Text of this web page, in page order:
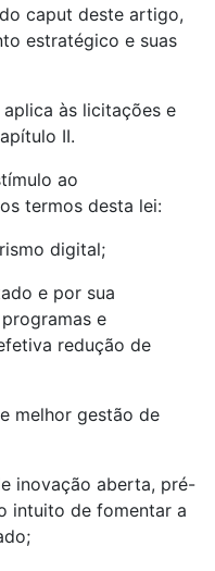
caput deste artigo,
estratégico e suas
às licitações e
II.
ao
termos desta lei:
digital;
e por sua
e
redução de
melhor gestão de
inovação aberta, pré-
intuito de fomentar a